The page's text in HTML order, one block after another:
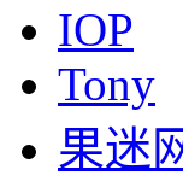
IOP
Tony
果迷